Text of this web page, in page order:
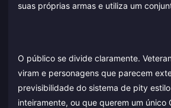
suas próprias armas e utiliza um
O público se divide claramente.
viram e personagens que parecem
previsibilidade do sistema de pity
inteiramente, ou que querem um